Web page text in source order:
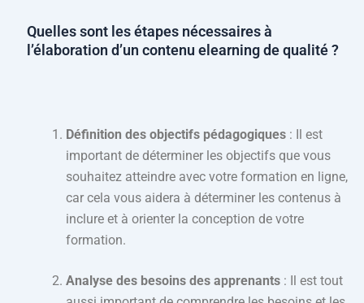
Quelles sont les étapes nécessaires à
l’élaboration d’un contenu elearning de qualité ?
Définition des objectifs pédagogiques: Il est
important de déterminer les objectifs que vous
souhaitez atteindre avec votre formation en ligne,
car cela vous aidera à déterminer les contenus à
inclure et à orienter la conception de votre
formation.
Analyse des besoins des apprenants : Il est tout